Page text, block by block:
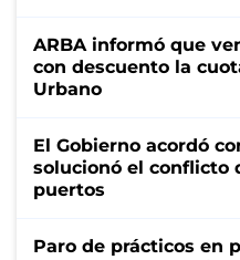
ARBA informó que
con descuento la
Urbano
El Gobierno acordó
solucionó el conflicto
puertos
Paro de prácticos en